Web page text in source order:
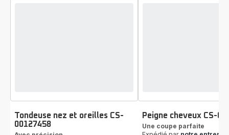
Tondeuse nez et oreilles CS-
00127458
Peigne cheveux CS-
Une coupe parfaite